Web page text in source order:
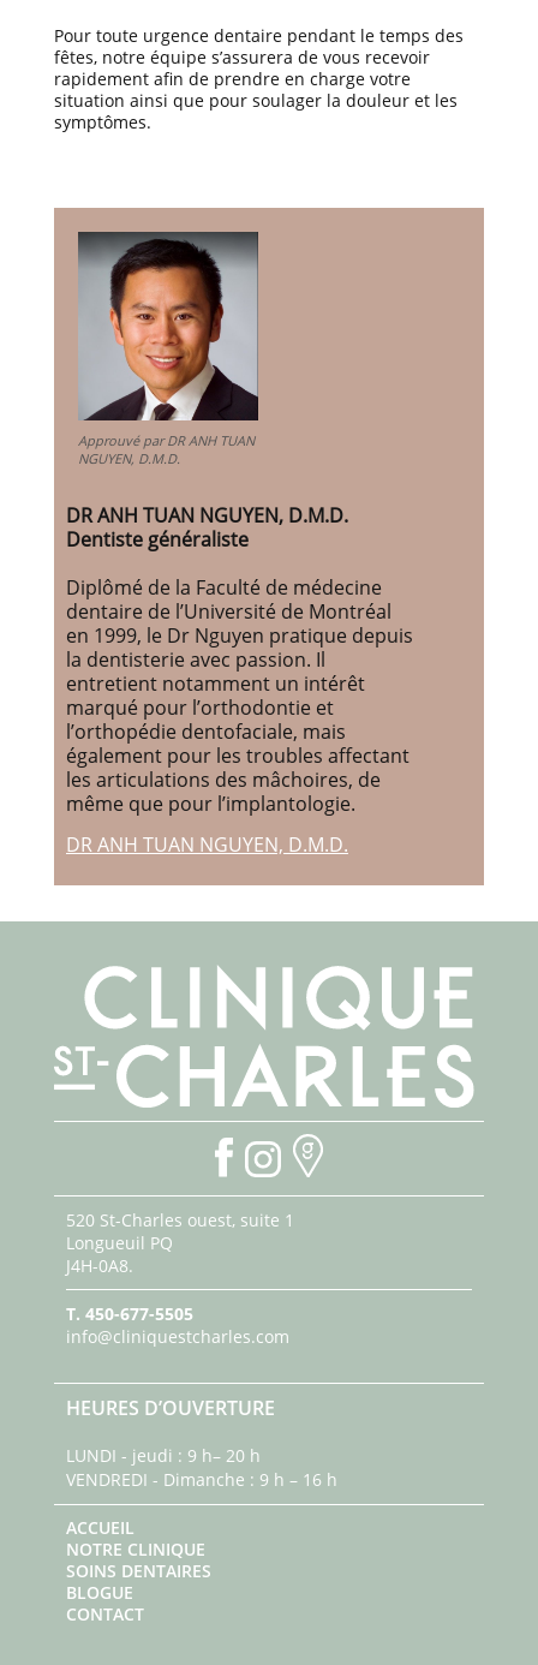
Pour toute urgence dentaire pendant le temps des
fêtes, notre équipe s’assurera de vous recevoir
rapidement afin de prendre en charge votre
situation ainsi que pour soulager la douleur et les
symptômes.
Approuvé par DR ANH TUAN
NGUYEN, D.M.D.
DR ANH TUAN NGUYEN, D.M.D.
Dentiste généraliste
Diplômé de la Faculté de médecine
dentaire de l’Université de Montréal
en 1999, le Dr Nguyen pratique depuis
la dentisterie avec passion. Il
entretient notamment un intérêt
marqué pour l’orthodontie et
l’orthopédie dentofaciale, mais
également pour les troubles affectant
les articulations des mâchoires, de
même que pour l’implantologie.
DR ANH TUAN NGUYEN, D.M.D.
520 St-Charles ouest, suite 1
Longueuil PQ
J4H-0A8.
T. 450-677-5505
info@cliniquestcharles.com
HEURES D’OUVERTURE
LUNDI - jeudi : 9 h– 20 h
VENDREDI - Dimanche : 9 h – 16 h
ACCUEIL
NOTRE CLINIQUE
SOINS DENTAIRES
BLOGUE
CONTACT